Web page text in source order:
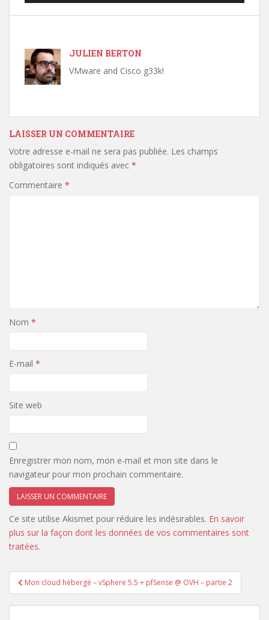
JULIEN BERTON
VMware and Cisco g33k!
LAISSER UN COMMENTAIRE
Votre adresse e-mail ne sera pas publiée. Les champs
obligatoires sont indiqués avec *
Commentaire *
Nom *
E-mail *
Site web
Enregistrer mon nom, mon e-mail et mon site dans le
navigateur pour mon prochain commentaire.
Ce site utilise Akismet pour réduire les indésirables. En savoir
plus sur la façon dont les données de vos commentaires sont
traitées.
Navigation
de
l’article
Mon cloud hébergé – vSphere 5.5 + pfSense @ OVH – partie 2